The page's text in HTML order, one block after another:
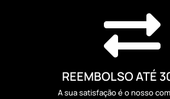

REEMBOLSO ATÉ
A sua satisfação é o nosso